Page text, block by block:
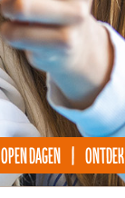
OPEN DAGEN | ONTDEK